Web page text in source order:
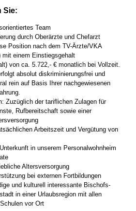
Sie:
Team
durch Oberärzte und Chefarzt
Position nach dem TV-Ärzte/VKA
mit einem Einstiegsgehalt
von ca. 5.722,- € monatlich bei Vollzeit.
absolut diskriminierungsfrei und
rein auf Basis Ihrer nachgewiesenen
Zuzüglich der tariflichen Zulagen für
Rufbereitschaft sowie einer
Arbeitszeit und Vergütung von
in unserem Personalwohnheim
Altersversorgung
bei externen Fortbildungen
und kulturell interessante Bischofs-
in einer Urlaubsregion mit allen
vor Ort